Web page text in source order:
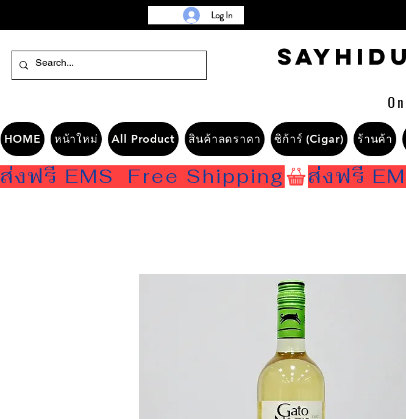
Log In
HOME หน้าใหม่ All Product สินค้าลดราคา ซิก้าร์ (Cigar) ร้านค้า
ส่งฟรี EMS  Free Shipping